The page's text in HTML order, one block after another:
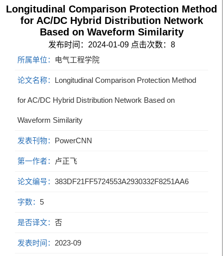
Longitudinal Comparison Protection Method
for AC/DC Hybrid Distribution Network
Based on Waveform Similarity
发布时间：2024-01-09 点击次数： 8
所属单位： 电气工程学院
论文名称： Longitudinal Comparison Protection Method
for AC/DC Hybrid Distribution Network Based on
Waveform Similarity
发表刊物： PowerCNN
第一作者： 卢正飞
论文编号： 383DF21FF5724553A2930332F8251AA6
字数： 5
是否译文： 否
发表时间： 2023-09